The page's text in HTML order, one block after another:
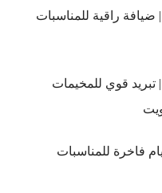
راقية للمناسبات
قوي للمخيمات
فاخرة للمناسبات